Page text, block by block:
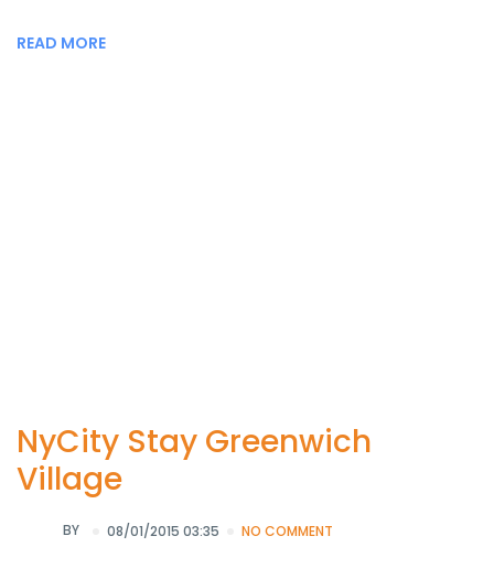
READ MORE
NyCity Stay Greenwich
Village
BY 08/01/2015 03:35 NO COMMENT